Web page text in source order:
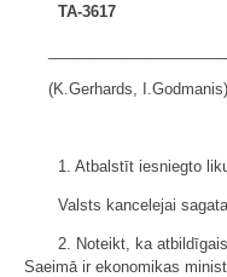
TA-3617
(K.Gerhards, I.Godmanis)
1. Atbalstīt iesniegto
Valsts kancelejai
2. Noteikt, ka
Saeimā ir ekonomikas